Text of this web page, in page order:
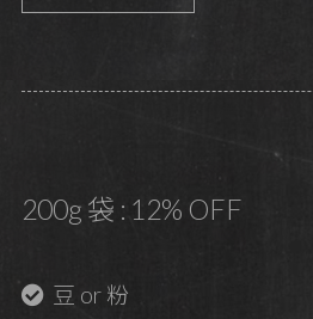
200g 袋 : 12% OFF
豆 or 粉